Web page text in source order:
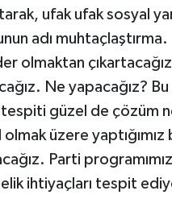
ufak ufak sosyal
adı
olmaktan
Ne yapacağız?
güzel de çözüm
olmak üzere
Parti
ihtiyaçları tespit